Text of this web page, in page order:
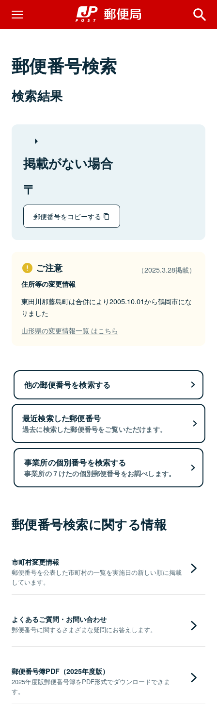
郵便番号検索
検索結果
掲載がない場合
郵便番号をコピーする
ご注意 （2025.3.28掲載）
住所等の変更情報
東田川郡藤島町は合併により2005.10.01から鶴岡市にな
りました
山形県の変更情報一覧 はこちら
他の郵便番号を検索する
最近検索した郵便番号
過去に検索した郵便番号をご覧いただけます。
事業所の個別番号を検索する
事業所の７けたの個別郵便番号をお調べします。
郵便番号検索に関する情報
市町村変更情報
郵便番号を公表した市町村の一覧を実施日の新しい順に掲載
しています。
よくあるご質問・お問い合わせ
郵便番号に関するさまざまな疑問にお答えします。
郵便番号簿PDF（2025年度版）
2025年度版郵便番号簿をPDF形式でダウンロードできま
す。